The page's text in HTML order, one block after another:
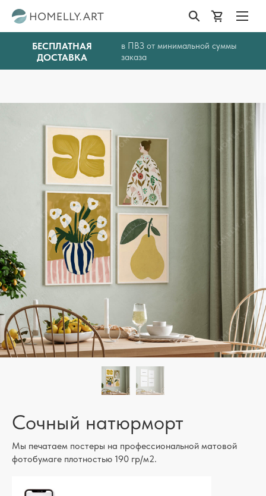
БЕСПЛАТНАЯ
ДОСТАВКА
в ПВЗ от минимальной суммы
заказа
Сочный натюрморт
Мы печатаем постеры на профессиональной матовой
фотобумаге плотностью 190 гр/м2.